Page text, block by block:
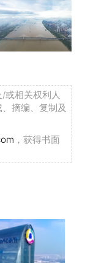
或相关权利人
摘编、复制及
，获得书面